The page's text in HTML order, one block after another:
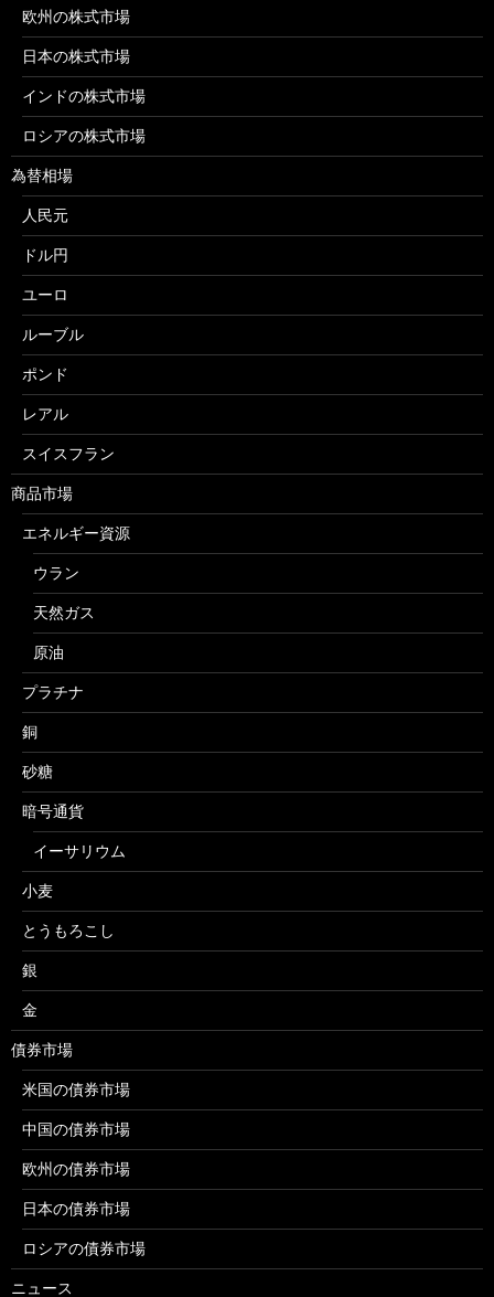
欧州の株式市場
日本の株式市場
インドの株式市場
ロシアの株式市場
為替相場
人民元
ドル円
ユーロ
ルーブル
ポンド
レアル
スイスフラン
商品市場
エネルギー資源
ウラン
天然ガス
原油
プラチナ
銅
砂糖
暗号通貨
イーサリウム
小麦
とうもろこし
銀
金
債券市場
米国の債券市場
中国の債券市場
欧州の債券市場
日本の債券市場
ロシアの債券市場
ニュース